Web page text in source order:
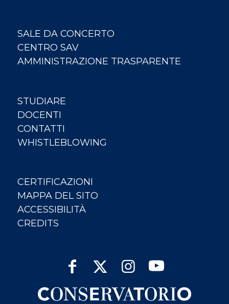
SALE DA CONCERTO
CENTRO SAV
AMMINISTRAZIONE TRASPARENTE
STUDIARE
DOCENTI
CONTATTI
WHISTLEBLOWING
CERTIFICAZIONI
MAPPA DEL SITO
ACCESSIBILITÀ
CREDITS